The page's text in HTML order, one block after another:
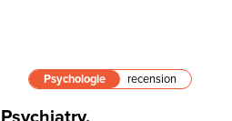
Psychologie recension